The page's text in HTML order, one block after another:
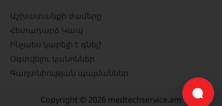
Աշխատանքի ժամերը
Հետադարձ Կապ
Ինչպես կարելի է գնել?
Օգտվելու կանոններ
Գաղտնիության պայմաններ
Copyright © 2026 medtechservice.am